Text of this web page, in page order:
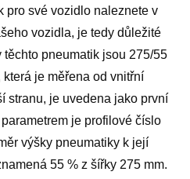
pro své vozidlo naleznete v
vozidla, je tedy důležité
pneumatik jsou 275/55
je měřena od vnitřní
stranu, je uvedena jako první
je profilové číslo
výšky pneumatiky k její
55 % z šířky 275 mm.